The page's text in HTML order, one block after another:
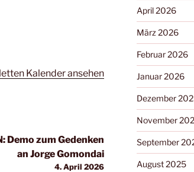
Kalender ansehen
Demo zum Gedenken
an Jorge Gomondai
4. April 2026
April 2026
März 2026
Februar 2026
Januar 2026
Dezember
November
September
August 2025